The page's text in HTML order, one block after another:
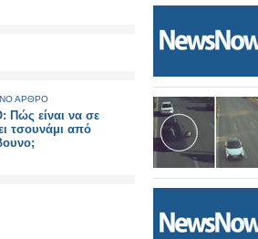
ΑΡΘΡΟ
Πώς είναι να σε
τσουνάμι από